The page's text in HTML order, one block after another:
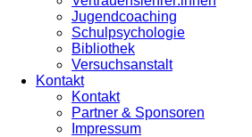
Jugendcoaching
Schulpsychologie
Bibliothek
Versuchsanstalt
Kontakt
Kontakt
Partner & Sponsoren
Impressum